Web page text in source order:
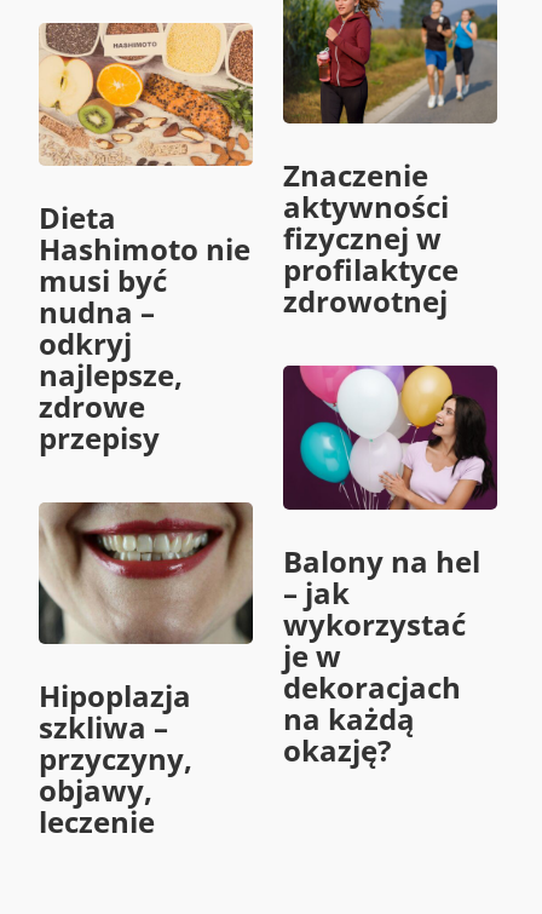
Dieta
Hashimoto nie
musi być
nudna –
odkryj
najlepsze,
zdrowe
przepisy
Hipoplazja
szkliwa –
przyczyny,
objawy,
leczenie
Znaczenie
aktywności
fizycznej w
profilaktyce
zdrowotnej
Balony na hel
– jak
wykorzystać
je w
dekoracjach
na każdą
okazję?